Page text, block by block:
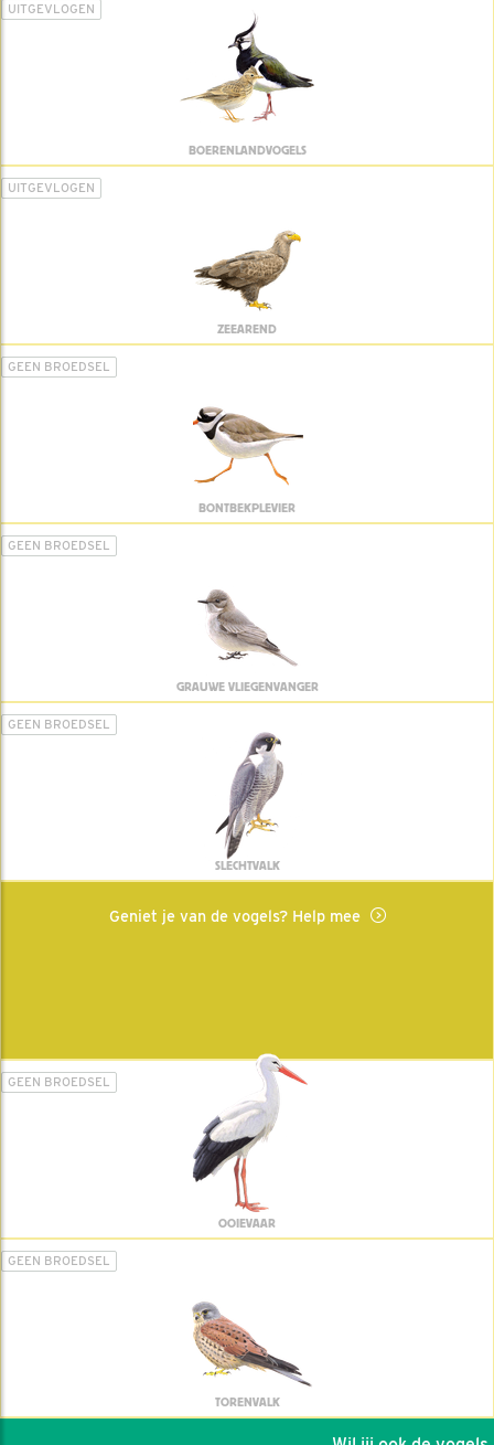
UITGEVLOGEN
BOERENLANDVOGELS
UITGEVLOGEN
ZEEAREND
GEEN BROEDSEL
BONTBEKPLEVIER
GEEN BROEDSEL
GRAUWE VLIEGENVANGER
GEEN BROEDSEL
SLECHTVALK
Geniet je van de vogels? Help mee
GEEN BROEDSEL
OOIEVAAR
GEEN BROEDSEL
TORENVALK